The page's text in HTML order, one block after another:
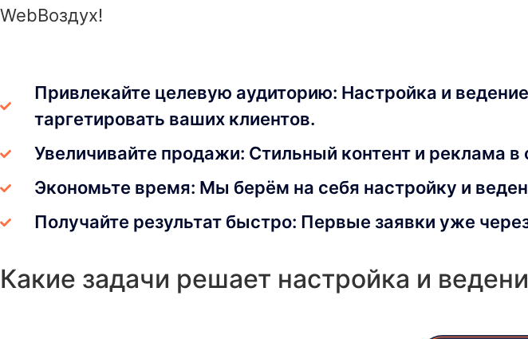
WebВоздух!
Привлекайте целевую аудиторию: Настройка и
таргетировать ваших клиентов.
Увеличивайте продажи: Стильный контент и реклама
Экономьте время: Мы берём на себя настройку и
Получайте результат быстро: Первые заявки уже
Какие задачи решает настройка и